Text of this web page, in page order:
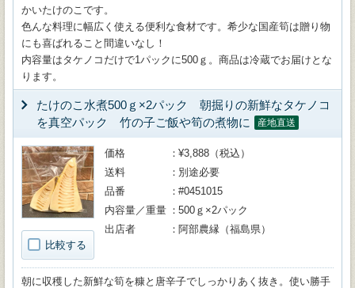
かいたけのこです。
色んな料理に幅広く使える便利な食材です。希少な国産筍は贈り物
にも喜ばれること間違いなし！
内容量はタケノコだけで1パックに500ｇ。商品は冷蔵でお届けとな
ります。
たけのこ水煮500ｇ×2パック 朝掘りの新鮮なタケノコ
を真空パック 竹の子ご飯や筍の煮物に
産地直送
比較する
価格
¥3,888（税込）
送料
別途必要
品番
#0451015
内容量／重量
500ｇ×2パック
出店者
阿部農縁（福島県）
朝に収穫した新鮮な筍を糠と唐辛子でしっかりあく抜き。使い勝手